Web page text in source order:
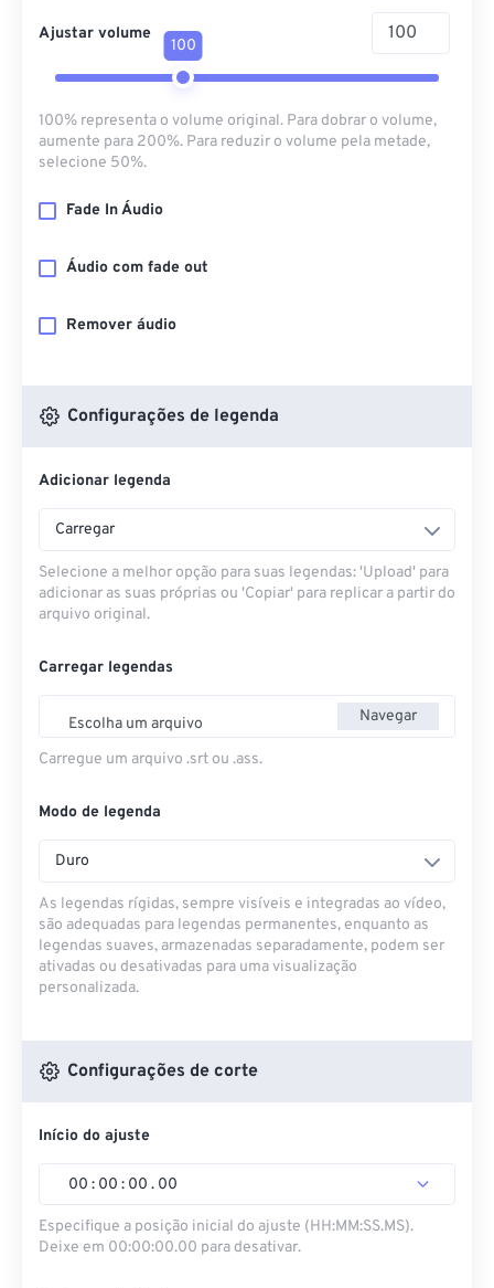
Ajustar volume
100
100% representa o volume original. Para dobrar o volume,
aumente para 200%. Para reduzir o volume pela metade,
selecione 50%.
Fade In Áudio
Áudio com fade out
Remover áudio
Configurações de legenda
Adicionar legenda
Carregar
Selecione a melhor opção para suas legendas: 'Upload' para
adicionar as suas próprias ou 'Copiar' para replicar a partir do
arquivo original.
Carregar legendas
Escolha um arquivo Navegar
Carregue um arquivo .srt ou .ass.
Modo de legenda
Duro
As legendas rígidas, sempre visíveis e integradas ao vídeo,
são adequadas para legendas permanentes, enquanto as
legendas suaves, armazenadas separadamente, podem ser
ativadas ou desativadas para uma visualização
personalizada.
Configurações de corte
Início do ajuste
00 : 00 : 00 . 00
Especifique a posição inicial do ajuste (HH:MM:SS.MS).
Deixe em 00:00:00.00 para desativar.